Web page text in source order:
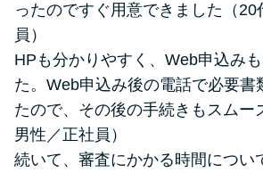
ったのですぐ用意できました（20
員）
HPも分かりやすく、Web申込み
た。Web申込み後の電話で必要書
たので、その後の手続きもスムー
男性／正社員）
続いて、審査にかかる時間につい